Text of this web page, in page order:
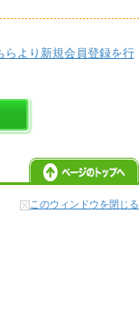
らより新規会員登録を行
このウィンドウを閉じる